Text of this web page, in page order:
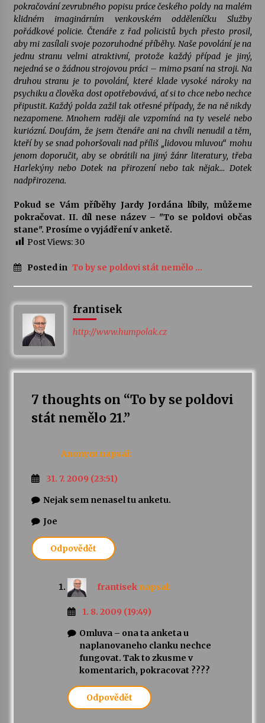
pokračování zevrubného popisu práce českého poldy na malém
klidném imaginárním venkovském odděleníčku Služby
pořádkové policie. Čtenáře z řad policistů bych přesto prosil,
aby mi zasílali svoje pozoruhodné příběhy. Naše povolání je na
jednu stranu velmi atraktivní, protože každý případ je jiný,
nejedná se o žádnou strojovou práci – mimo psaní na stroji. Na
druhou stranu je to povolání, které klade vysoké nároky na
psychiku a člověka dost opotřebovává, ať si to chce nebo nechce
připustit. Každý polda zažil tak otřesné případy, že na ně nikdy
nezapomene. Mnohem raději ale vzpomíná na ty veselé nebo
kuriózní. Doufám, že jsem čtenáře ani na chvíli nenudil a těm,
kteří by se snad pohoršovali nad příliš „lidovou mluvou“ mohu
jenom doporučit, aby se obrátili na jiný žánr literatury, třeba
Harlekýny nebo Dotek na přirození nebo tak nějak… Dotek
nadpřirozena.
Pokud se Vám příběhy Jardy Jordána líbily, můžeme
pokračovat. II. díl nese název – "To se poldovi občas
stane". Prosíme o vyjádření v anketě.
Post Views:30
Posted in To by se poldovi stát nemělo ...
frantisek
http://www.humpolak.cz
7 thoughts on “To by se poldovi
stát nemělo 21.”
Anonym napsal:
31. 7. 2009 (23:51)
Nejak sem nenasel tu anketu.
Joe
Odpovědět
frantisek napsal:
1. 8. 2009 (19:49)
Omluva – ona ta anketa u
naplanovaneho clanku nechce
fungovat. Tak to zkusme v
komentarich, pokracovat ????
Odpovědět